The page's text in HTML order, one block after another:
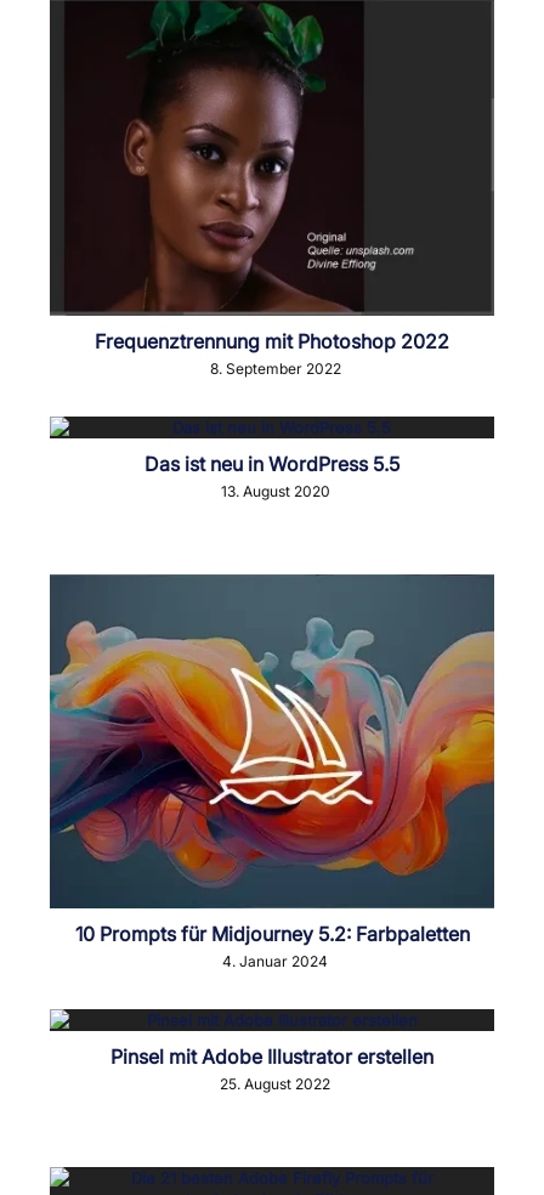
Frequenztrennung mit Photoshop 2022
8. September 2022
Das ist neu in WordPress 5.5
13. August 2020
10 Prompts für Midjourney 5.2: Farbpaletten
4. Januar 2024
Pinsel mit Adobe Illustrator erstellen
25. August 2022